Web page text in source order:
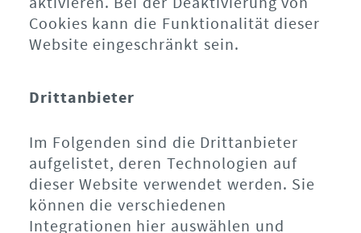
Cookies kann die Funktionalität dieser
Website eingeschränkt sein.
Drittanbieter
Im Folgenden sind die Drittanbieter
aufgelistet, deren Technologien auf
dieser Website verwendet werden. Sie
können die verschiedenen
Integrationen hier auswählen und